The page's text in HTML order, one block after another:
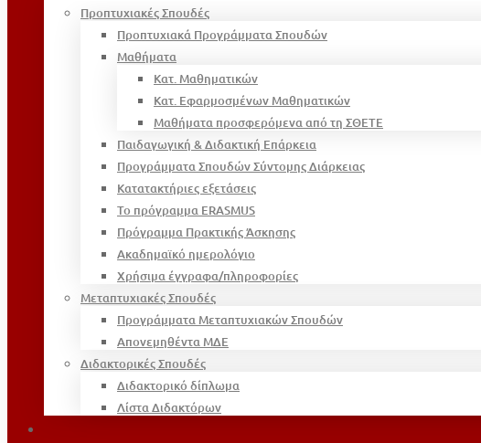
Προπτυχιακές Σπουδές
Προπτυχιακά Προγράμματα Σπουδών
Μαθήματα
Κατ. Μαθηματικών
Κατ. Εφαρμοσμένων Μαθηματικών
Μαθήματα προσφερόμενα από τη ΣΘΕΤΕ
Παιδαγωγική & Διδακτική Επάρκεια
Προγράμματα Σπουδών Σύντομης Διάρκειας
Κατατακτήριες εξετάσεις
Το πρόγραμμα ERASMUS
Πρόγραμμα Πρακτικής Άσκησης
Ακαδημαϊκό ημερολόγιο
Χρήσιμα έγγραφα/πληροφορίες
Μεταπτυχιακές Σπουδές
Προγράμματα Μεταπτυχιακών Σπουδών
Απονεμηθέντα ΜΔΕ
Διδακτορικές Σπουδές
Διδακτορικό δίπλωμα
Λίστα Διδακτόρων